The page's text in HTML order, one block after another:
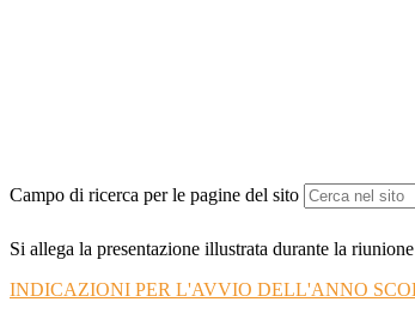
Campo di ricerca per le pagine del sito
Si allega la presentazione illustrata durante la
INDICAZIONI PER L'AVVIO DELL'ANNO